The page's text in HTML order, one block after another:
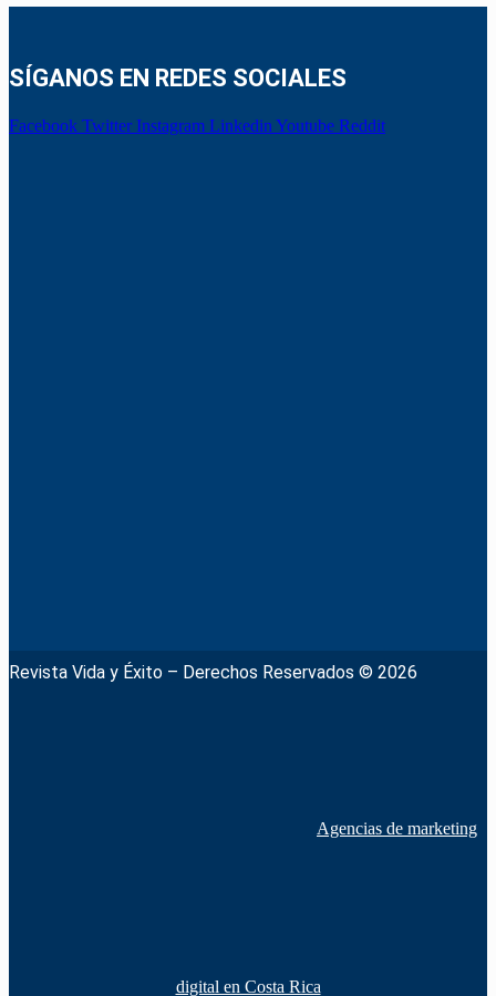
SÍGANOS EN REDES SOCIALES
Facebook Twitter Instagram Linkedin Youtube Reddit
Revista Vida y Éxito – Derechos Reservados © 2026
Agencias de marketing
digital en Costa Rica